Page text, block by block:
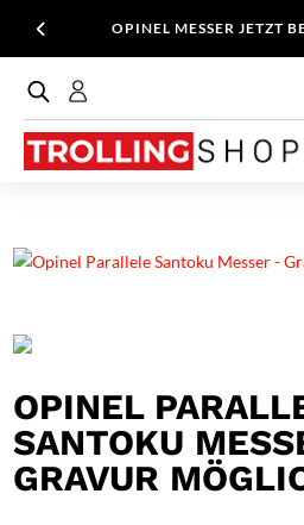
OPINEL MESSER JETZT
OPINEL
SANTOKU
GRAVUR